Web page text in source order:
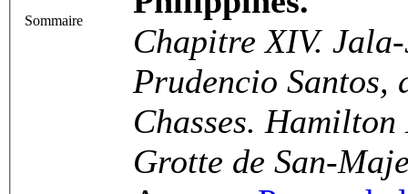
Sommaire
Chapitre XIV.
Prudencio Santos,
Chasses.
Grotte de San-